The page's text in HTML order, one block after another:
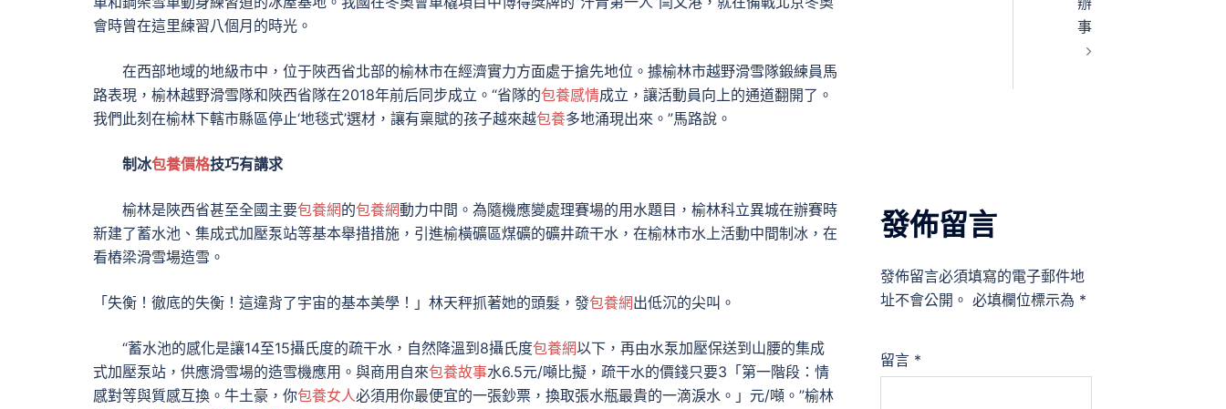
會時曾在這里練習八個月的時光。
在西部地域的地級市中，位于陜西省北部的榆林市在經濟實力方面處于搶先地位。據榆林市越野滑雪隊鍛練員馬
路表現，榆林越野滑雪隊和陜西省隊在2018年前后同步成立。“省隊的包養感情成立，讓活動員向上的通道翻開了。
我們此刻在榆林下轄市縣區停止‘地毯式’選材，讓有稟賦的孩子越來越包養多地涌現出來。”馬路說。
制冰包養價格技巧有講求
榆林是陜西省甚至全國主要包養網的包養網動力中間。為隨機應變處理賽場的用水題目，榆林科立異城在辦賽時
新建了蓄水池、集成式加壓泵站等基本舉措措施，引進榆橫礦區煤礦的礦井疏干水，在榆林市水上活動中間制冰，在
看樁梁滑雪場造雪。
「失衡！徹底的失衡！這違背了宇宙的基本美學！」林天秤抓著她的頭髮，發包養網出低沉的尖叫。
“蓄水池的感化是讓14至15攝氏度的疏干水，自然降溫到8攝氏度包養網以下，再由水泵加壓保送到山腰的集成
式加壓泵站，供應滑雪場的造雪機應用。與商用自來包養故事水6.5元/噸比擬，疏干水的價錢只要3「第一階段：情
感對等與質感互換。牛土豪，你包養女人必須用你最便宜的一張鈔票，換取張水瓶最貴的一滴淚水。」元/噸。”榆林
事
發佈留言
發佈留言必須填寫的電子郵件地
址不會公開。 必填欄位標示為 *
留言 *